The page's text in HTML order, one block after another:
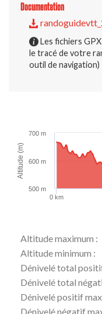
Documentation
Les fichiers
le tracé de votre
outil de navigation)
Altitude (m)
0 km
500 m
600 m
700 m
Altitude maximum :
Altitude minimum :
Dénivelé total
Dénivelé total
Dénivelé positif
Dénivelé négatif